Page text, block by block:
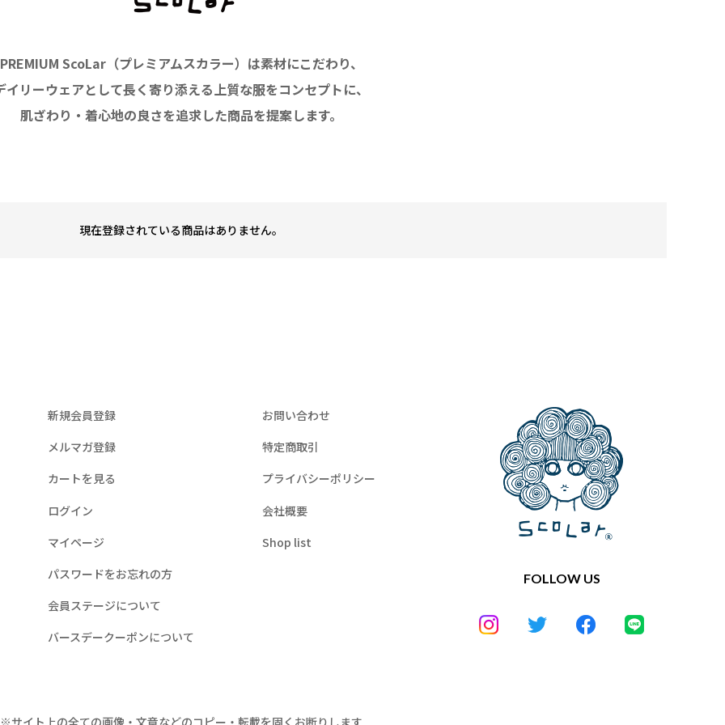
PREMIUM ScoLar（プレミアムスカラー）は素材にこだわり、
イリーウェアとして長く寄り添える上質な服をコンセプトに、
肌ざわり・着心地の良さを追求した商品を提案します。
現在登録されている商品はありません。
FOLLOW US
新規会員登録
メルマガ登録
カートを見る
ログイン
マイページ
パスワードをお忘れの方
会員ステージについて
バースデークーポンについて
お問い合わせ
特定商取引
プライバシーポリシー
会社概要
Shop list